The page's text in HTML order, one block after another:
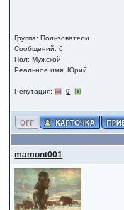
Группа: Пользователи
Сообщений: 6
Пол: Мужской
Реальное имя: Юрий
Репутация: 0
mamont001